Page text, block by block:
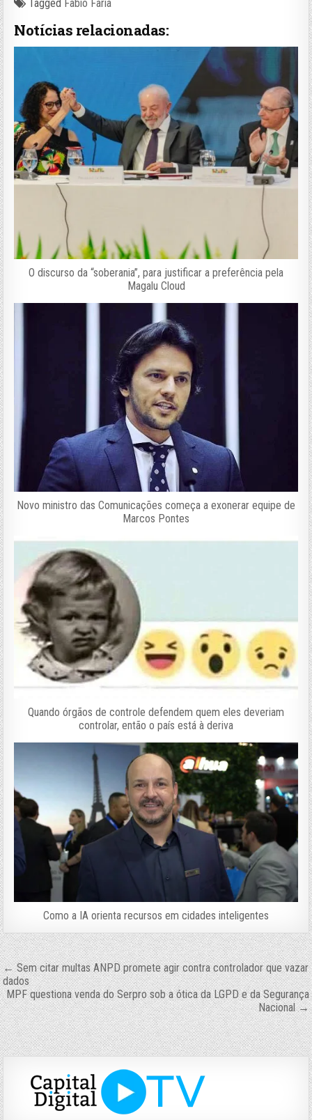
Tagged Fabio Faria
Notícias relacionadas:
O discurso da “soberania”, para justificar a preferência pela
Magalu Cloud
Novo ministro das Comunicações começa a exonerar equipe de
Marcos Pontes
Quando órgãos de controle defendem quem eles deveriam
controlar, então o país está à deriva
Como a IA orienta recursos em cidades inteligentes
Navegação
de
Post
← Sem citar multas ANPD promete agir contra controlador que vazar
dados
MPF questiona venda do Serpro sob a ótica da LGPD e da Segurança
Nacional →